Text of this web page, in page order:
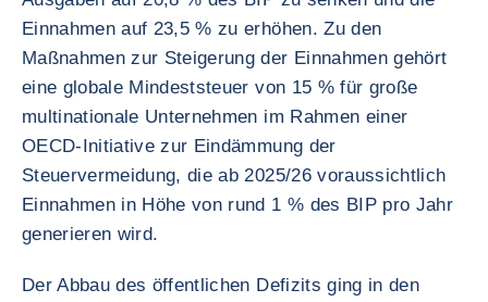
Einnahmen auf 23,5 % zu erhöhen. Zu den
Maßnahmen zur Steigerung der Einnahmen gehört
eine globale Mindeststeuer von 15 % für große
multinationale Unternehmen im Rahmen einer
OECD-Initiative zur Eindämmung der
Steuervermeidung, die ab 2025/26 voraussichtlich
Einnahmen in Höhe von rund 1 % des BIP pro Jahr
generieren wird.
Der Abbau des öffentlichen Defizits ging in den